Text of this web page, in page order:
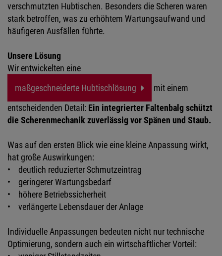
verschmutzten Hubtischen. Besonders die Scheren waren
stark betroffen, was zu erhöhtem Wartungsaufwand und
häufigeren Ausfällen führte.
Unsere Lösung
Wir entwickelten eine
maßgeschneiderte Hubtischlösung
mit einem
entscheidenden Detail: Ein integrierter Faltenbalg schützt
die Scherenmechanik zuverlässig vor Spänen und Staub.
Was auf den ersten Blick wie eine kleine Anpassung wirkt,
hat große Auswirkungen:
• deutlich reduzierter Schmutzeintrag
• geringerer Wartungsbedarf
• höhere Betriebssicherheit
• verlängerte Lebensdauer der Anlage
Individuelle Anpassungen bedeuten nicht nur technische
Optimierung, sondern auch ein wirtschaftlicher Vorteil: